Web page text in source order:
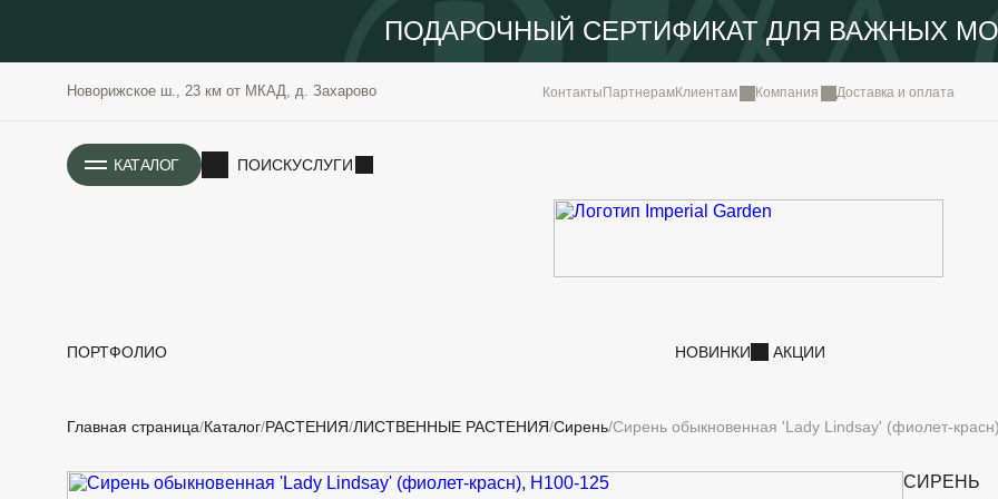
ПОДАРОЧНЫЙ СЕРТИФИКАТ ДЛЯ ВАЖНЫХ
Новорижское ш., 23 км от МКАД, д. Захарово Контакты ПартнерамКлиентам Компания Доставка и оплата
КАТАЛОГ ПОИСКУСЛУГИ
ПОРТФОЛИО НОВИНКИ АКЦИИ
РАСТЕНИЯ
ОЗЕЛЕНЕНИЕ
ИСТОРИЯ
Главная страница Каталог РАСТЕНИЯ ЛИСТВЕННЫЕ РАСТЕНИЯ Сирень Сирень обыкновенная 'Lady Lindsay' (фиолет-
СИРЕНЬ